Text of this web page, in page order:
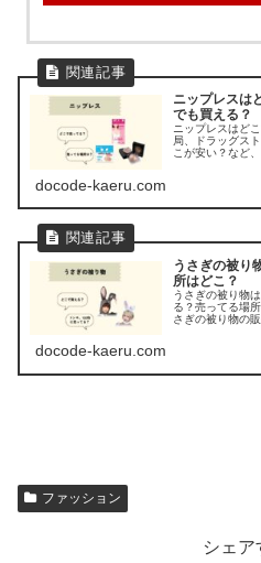
ニップレスは
でも買える？
ニップレスはど
局、ドラッグス
こが安い？など
docode-kaeru.com
うさぎの被り
所はどこ？
うさぎの被り物
る？売ってる場
さぎの被り物の
docode-kaeru.com
ファッション
シェア